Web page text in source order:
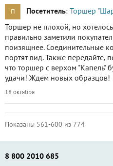
П Посетитель: Торшер
Торшер не плохой, но
правильно заметили
поизящнее. Соединительные
портят вид. Также передайте,
что торшер с верхом "Капель"
удачи! Ждем новых образцов!
18 октября
Показаны 561-600 из 774
8 800 2010 685